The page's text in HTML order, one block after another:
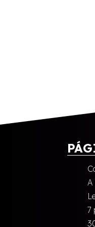
A
7